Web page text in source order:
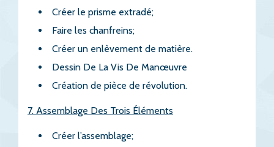
Créer le prisme extradé;
Faire les chanfreins;
Créer un enlèvement de matière.
Dessin De La Vis De Manœuvre
Création de pièce de révolution.
7. Assemblage Des Trois Éléments
Créer l’assemblage;